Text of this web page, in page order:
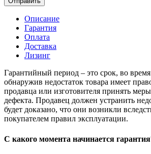
Описание
Гарантия
Оплата
Доставка
Лизинг
Гарантийный период – это срок, во время
обнаружив недостаток товара имеет
продавца или изготовителя принять
дефекта. Продавец должен устранить
будет доказано, что они возникли
покупателем правил эксплуатации.
С какого момента начинается